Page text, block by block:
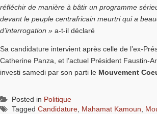
réfléchir de manière à bâtir un programme
devant le peuple centrafricain meurtri qui a
d’interrogation » a-t-il déclaré
Sa candidature intervient après celle de l’ex-
Catherine Panza, et l’actuel Président Faustin-
investi samedi par son parti le Mouvement
Posted in Politique
Tagged Candidature Mahamat Kamoun